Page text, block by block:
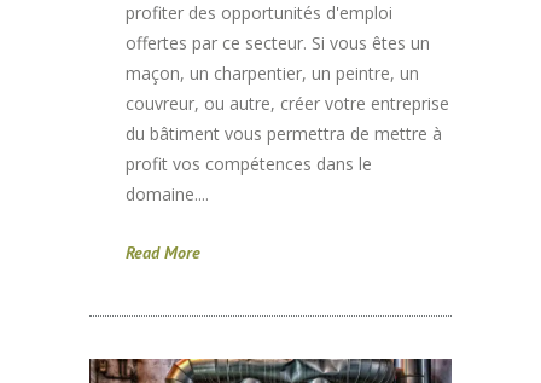
profiter des opportunités d'emploi
offertes par ce secteur. Si vous êtes un
maçon, un charpentier, un peintre, un
couvreur, ou autre, créer votre entreprise
du bâtiment vous permettra de mettre à
profit vos compétences dans le
domaine....
Read More